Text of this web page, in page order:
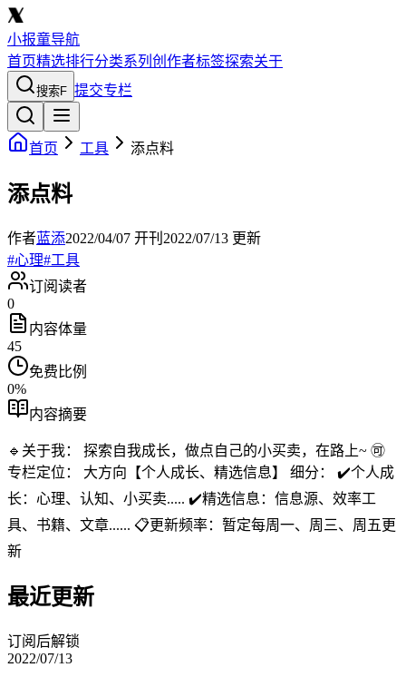
小报童导航
首页精选排行分类系列 创作者标签探索关于
搜索F 提交专栏
首页 工具 添点料
添点料
作者蓝添2022/04/07 开刊 2022/07/13 更新
#心理#工具
订阅读者
0
内容体量
45
免费比例
0%
内容摘要
🔹关于我： 探索自我成长，做点自己的小买卖，在路上~ 🉑️
专栏定位： 大方向【个人成长、精选信息】 细分： ✔️个人成
长：心理、认知、小买卖..... ✔️精选信息：信息源、效率工
具、书籍、文章...... 📋更新频率：暂定每周一、周三、周五更
新
最近更新
订阅后解锁
2022/07/13